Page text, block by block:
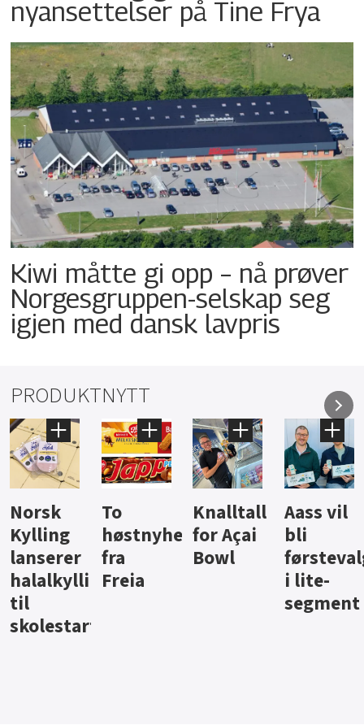
nyansettelser på Tine Frya
Kiwi måtte gi opp – nå prøver
Norgesgruppen-selskap seg
igjen med dansk lavpris
PRODUKTNYTT
Knalltall
for Açai
Bowl
Aass vil
bli
førstevalg
i lite-
Brus og
jus fra
Berentsen
Hard
iste fra
Hansa